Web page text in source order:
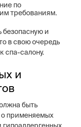
по
требованиям.
безопасную и
в свою очередь
спа-салону.
и
быть
о применяемых